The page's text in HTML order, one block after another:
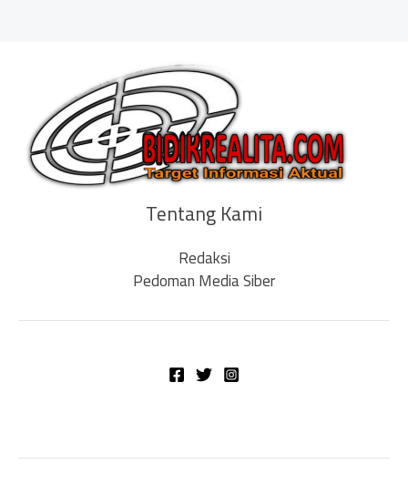
Tentang Kami
Redaksi
Pedoman Media Siber